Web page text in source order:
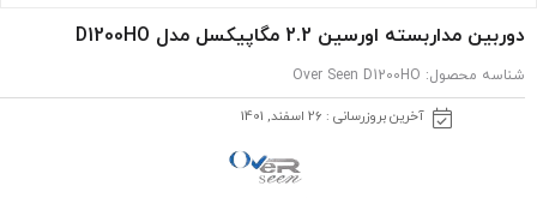
دوربین مداربسته اورسین 2.2 مگاپیکسل مدل D1200HO
شناسه محصول: Over Seen D1200HO
آخرین بروزرسانی : 26 اسفند, 1401